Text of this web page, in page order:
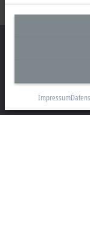
Beckhoff
Hülshorstweg 20
Impressum